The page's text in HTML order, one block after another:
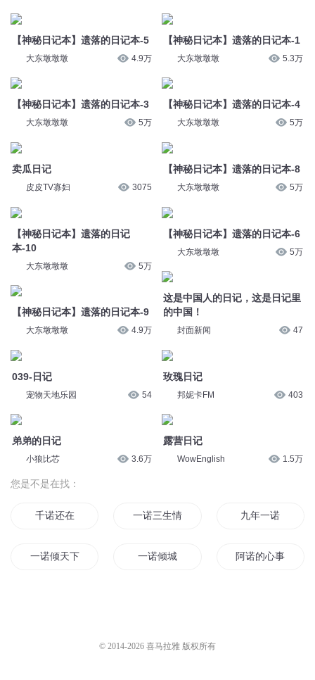
【神秘日记本】遗落的日记本-5
大东墩墩墩 4.9万
【神秘日记本】遗落的日记本-3
大东墩墩墩 5万
卖瓜日记
皮皮TV寡妇 3075
【神秘日记本】遗落的日记
本-10
大东墩墩墩 5万
【神秘日记本】遗落的日记本-9
大东墩墩墩 4.9万
039-日记
宠物天地乐园 54
弟弟的日记
小狼比芯 3.6万
【神秘日记本】遗落的日记本-1
大东墩墩墩 5.3万
【神秘日记本】遗落的日记本-4
大东墩墩墩 5万
【神秘日记本】遗落的日记本-8
大东墩墩墩 5万
【神秘日记本】遗落的日记本-6
大东墩墩墩 5万
这是中国人的日记，这是日记里
的中国！
封面新闻 47
玫瑰日记
邦妮卡FM 403
露营日记
WowEnglish 1.5万
您是不是在找：
千诺还在 一诺三生情 九年一诺
一诺倾天下 一诺倾城 阿诺的心事
© 2014-2026 喜马拉雅 版权所有